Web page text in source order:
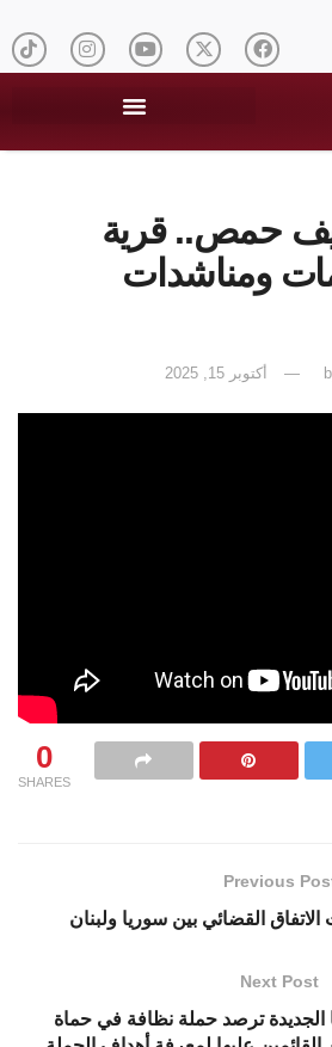
حمص.. قرية
ومناشدات
أكتوبر 15, 2025
0
SHARES
Previous
القضائي بين سوريا ولبنان
Next Post
الجديدة ترصد حملة نظافة في حماة